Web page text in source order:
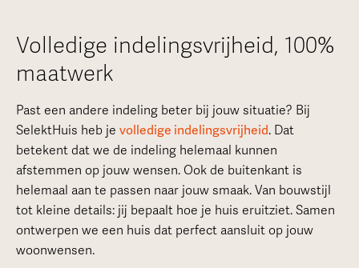
Volledige indelingsvrijheid, 100%
maatwerk
Past een andere indeling beter bij jouw situatie? Bij
SelektHuis heb je volledige indelingsvrijheid. Dat
betekent dat we de indeling helemaal kunnen
afstemmen op jouw wensen. Ook de buitenkant is
helemaal aan te passen naar jouw smaak. Van bouwstijl
tot kleine details: jij bepaalt hoe je huis eruitziet. Samen
ontwerpen we een huis dat perfect aansluit op jouw
woonwensen.